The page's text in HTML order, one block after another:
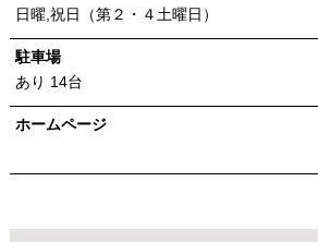
日曜,祝日（第２・４土曜日）
駐車場
あり 14台
ホームページ